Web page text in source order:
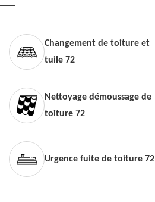
Changement de toiture et
tuile 72
Nettoyage démoussage de
toiture 72
Urgence fuite de toiture 72